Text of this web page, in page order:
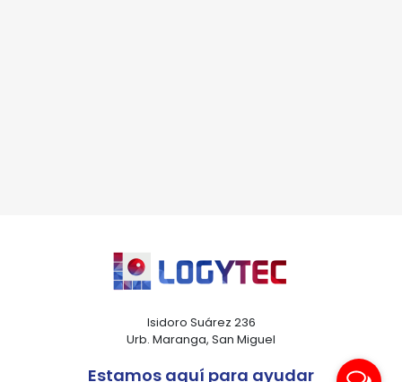
Isidoro Suárez 236
Urb. Maranga, San Miguel
Estamos aquí para ayudar